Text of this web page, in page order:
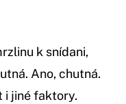
k snídani,
Ano, chutná.
i jiné faktory.